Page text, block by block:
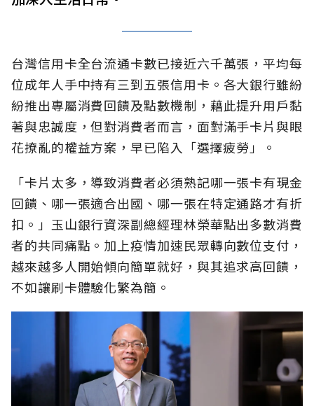
台灣信用卡全台流通卡數已接近六千萬張，平均每
位成年人手中持有三到五張信用卡。各大銀行雖紛
紛推出專屬消費回饋及點數機制，藉此提升用戶黏
著與忠誠度，但對消費者而言，面對滿手卡片與眼
花撩亂的權益方案，早已陷入「選擇疲勞」。
「卡片太多，導致消費者必須熟記哪一張卡有現金
回饋、哪一張適合出國、哪一張在特定通路才有折
扣。」玉山銀行資深副總經理林榮華點出多數消費
者的共同痛點。加上疫情加速民眾轉向數位支付，
越來越多人開始傾向簡單就好，與其追求高回饋，
不如讓刷卡體驗化繁為簡。